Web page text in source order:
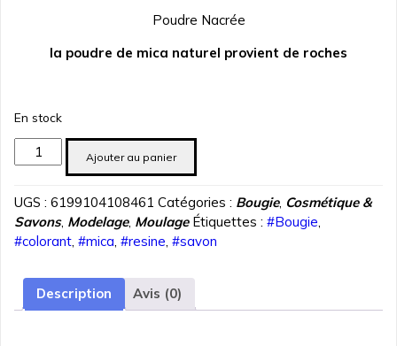
Poudre Nacrée
la poudre de mica naturel provient de roches
En stock
quantité
de
Mica
Bleu
turquoise
gr
Ajouter au panier
UGS : 6199104108461 Catégories : Bougie, Cosmétique &
Savons, Modelage, Moulage Étiquettes : #Bougie
#colorant #mica #resine #savon
Description Avis (0)